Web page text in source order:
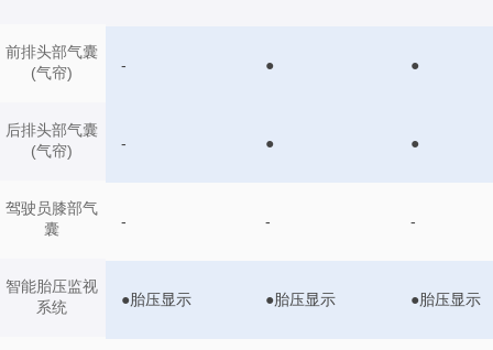
前排头部气囊
(气帘)
后排头部气囊
(气帘)
驾驶员膝部气
囊
智能胎压监视
系统
- ● ●
- ● ●
- - -
●胎压显示 ●胎压显示 ●胎压显示